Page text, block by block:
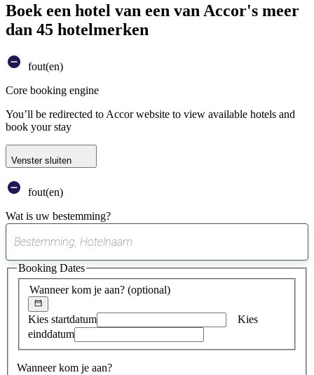
Boek een hotel van een van Accor's meer
dan 45 hotelmerken
fout(en)
Core booking engine
You’ll be redirected to Accor website to view available hotels and
book your stay
Venster sluiten
fout(en)
Wat is uw bestemming?
suggestie
gevonden
Wanneer kom je aan? (optional)
Kies startdatum
Kies
einddatum
Wanneer kom je aan?
Booking Dates